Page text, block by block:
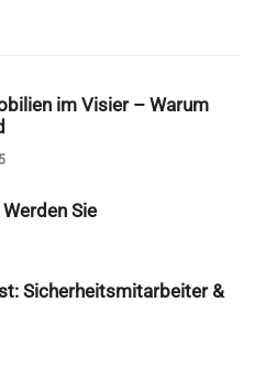
im Visier – Warum
Sie
Sicherheitsmitarbeiter &